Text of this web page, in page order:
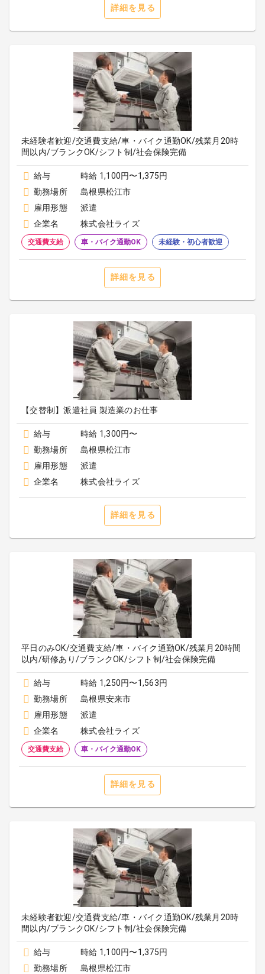
詳細を見る
未経験者歓迎/交通費支給/車・バイク通勤OK/残業月20時
間以内/ブランクOK/シフト制/社会保険完備
給与
時給 1,100円〜1,375円
勤務場所
島根県松江市
雇用形態
派遣
企業名
株式会社ライズ
交通費支給 車・バイク通勤OK 未経験・初心者歓迎
詳細を見る
【交替制】派遣社員 製造業のお仕事
給与
時給 1,300円〜
勤務場所
島根県松江市
雇用形態
派遣
企業名
株式会社ライズ
詳細を見る
平日のみOK/交通費支給/車・バイク通勤OK/残業月20時間
以内/研修あり/ブランクOK/シフト制/社会保険完備
給与
時給 1,250円〜1,563円
勤務場所
島根県安来市
雇用形態
派遣
企業名
株式会社ライズ
交通費支給 車・バイク通勤OK
詳細を見る
未経験者歓迎/交通費支給/車・バイク通勤OK/残業月20時
間以内/ブランクOK/シフト制/社会保険完備
給与
時給 1,100円〜1,375円
勤務場所
島根県松江市